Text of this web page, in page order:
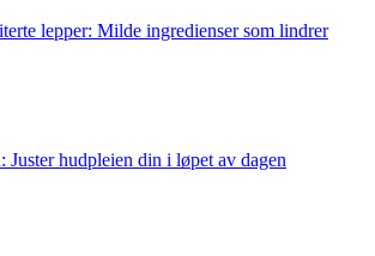
lepper: Milde ingredienser som lindrer
Juster hudpleien din i løpet av dagen